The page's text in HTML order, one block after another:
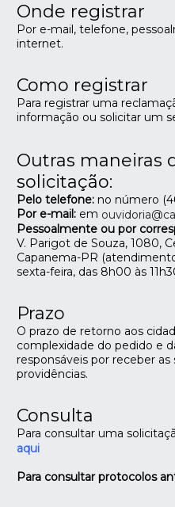
Onde registrar
Por e-mail, telefone,
internet.
Como registrar
Para registrar uma
informação ou solicitar um
Outras maneiras
solicitação:
Pelo telefone: no número
Por e-mail: em
Pessoalmente ou por
V. Parigot de Souza, 1080,
Capanema-PR
sexta-feira, das 8h00 às
Prazo
O prazo de retorno aos
complexidade do pedido e
responsáveis por receber
providências.
Consulta
Para consultar uma
aqui
Para consultar protocolos